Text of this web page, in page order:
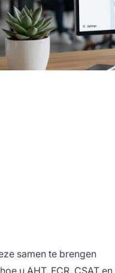
samen te brengen
u AHT, FCR, CSAT en